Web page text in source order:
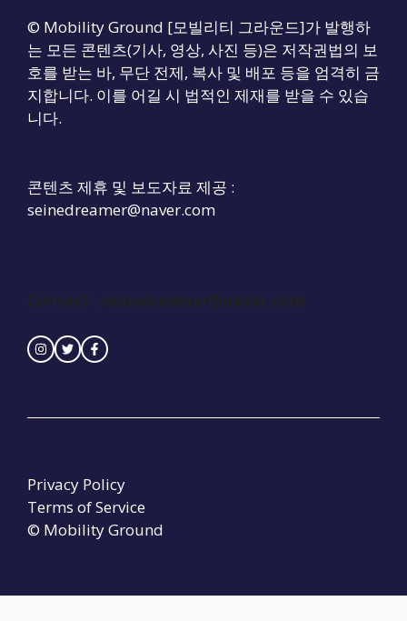
© Mobility Ground [모빌리티 그라운드]가 발행하
는 모든 콘텐츠(기사, 영상, 사진 등)은 저작권법의 보
호를 받는 바, 무단 전제, 복사 및 배포 등을 엄격히 금
지합니다. 이를 어길 시 법적인 제재를 받을 수 있습
니다.
콘텐츠 제휴 및 보도자료 제공 :
seinedreamer@naver.com
Contact : seinedreamer@naver.com
© Mobility Ground
Privacy Policy
Terms of Service